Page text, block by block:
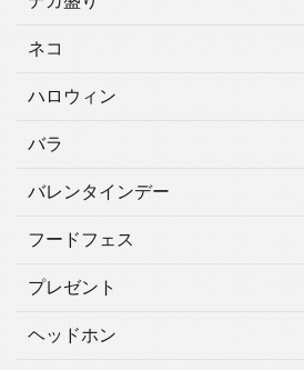
ネコ
ハロウィン
バラ
バレンタインデー
フードフェス
プレゼント
ヘッドホン